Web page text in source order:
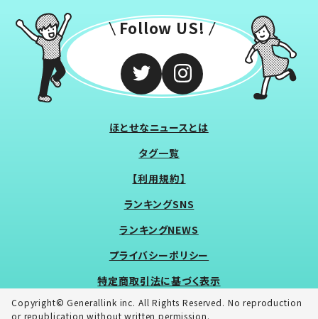
Follow US!
ほとせなニュースとは
タグ一覧
【利用規約】
ランキングSNS
ランキングNEWS
プライバシーポリシー
特定商取引法に基づく表示
Copyright© Generallink inc. All Rights Reserved. No reproduction
or republication without written permission.